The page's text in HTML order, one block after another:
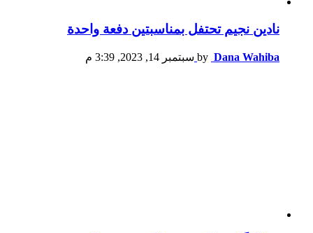
نادين نجيم تحتفل بمناسبتين دفعة واحدة
by Dana Wahiba سبتمبر 14, 2023, 3:39 م